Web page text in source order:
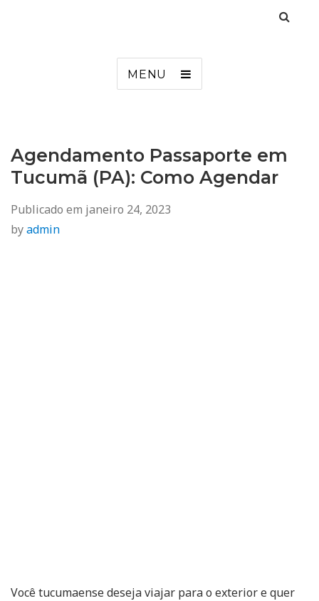
MENU
Agendamento Passaporte em
Tucumã (PA): Como Agendar
Publicado em janeiro 24, 2023
byadmin
Você tucumaense deseja viajar para o exterior e quer